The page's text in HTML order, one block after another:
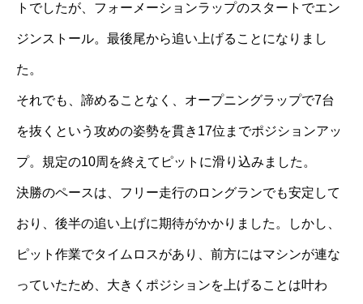
トでしたが、フォーメーションラップのスタートでエン
ジンストール。最後尾から追い上げることになりまし
た。
それでも、諦めることなく、オープニングラップで7台
を抜くという攻めの姿勢を貫き17位までポジションアッ
プ。規定の10周を終えてピットに滑り込みました。
決勝のペースは、フリー走行のロングランでも安定して
おり、後半の追い上げに期待がかかりました。しかし、
ピット作業でタイムロスがあり、前方にはマシンが連な
っていたため、大きくポジションを上げることは叶わ